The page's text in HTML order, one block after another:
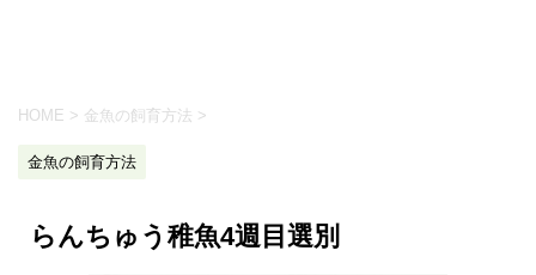
HOME > 金魚の飼育方法 >
金魚の飼育方法
らんちゅう稚魚4週目選別